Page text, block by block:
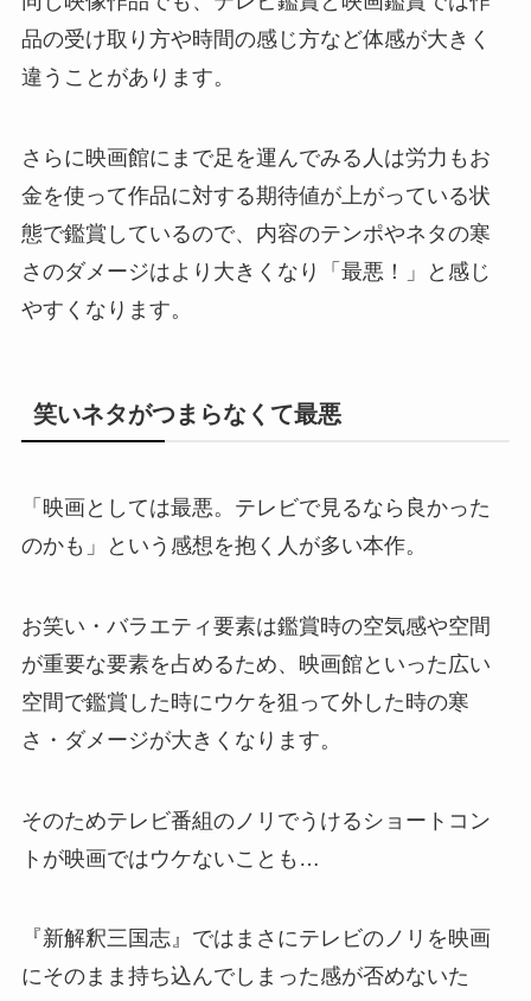
品の受け取り方や時間の感じ方など体感が大きく
違うことがあります。
さらに映画館にまで足を運んでみる人は労力もお
金を使って作品に対する期待値が上がっている状
態で鑑賞しているので、内容のテンポやネタの寒
さのダメージはより大きくなり「最悪！」と感じ
やすくなります。
笑いネタがつまらなくて最悪
「映画としては最悪。テレビで見るなら良かった
のかも」という感想を抱く人が多い本作。
お笑い・バラエティ要素は鑑賞時の空気感や空間
が重要な要素を占めるため、映画館といった広い
空間で鑑賞した時にウケを狙って外した時の寒
さ・ダメージが大きくなります。
そのためテレビ番組のノリでうけるショートコン
トが映画ではウケないことも…
『新解釈三国志』ではまさにテレビのノリを映画
にそのまま持ち込んでしまった感が否めないた